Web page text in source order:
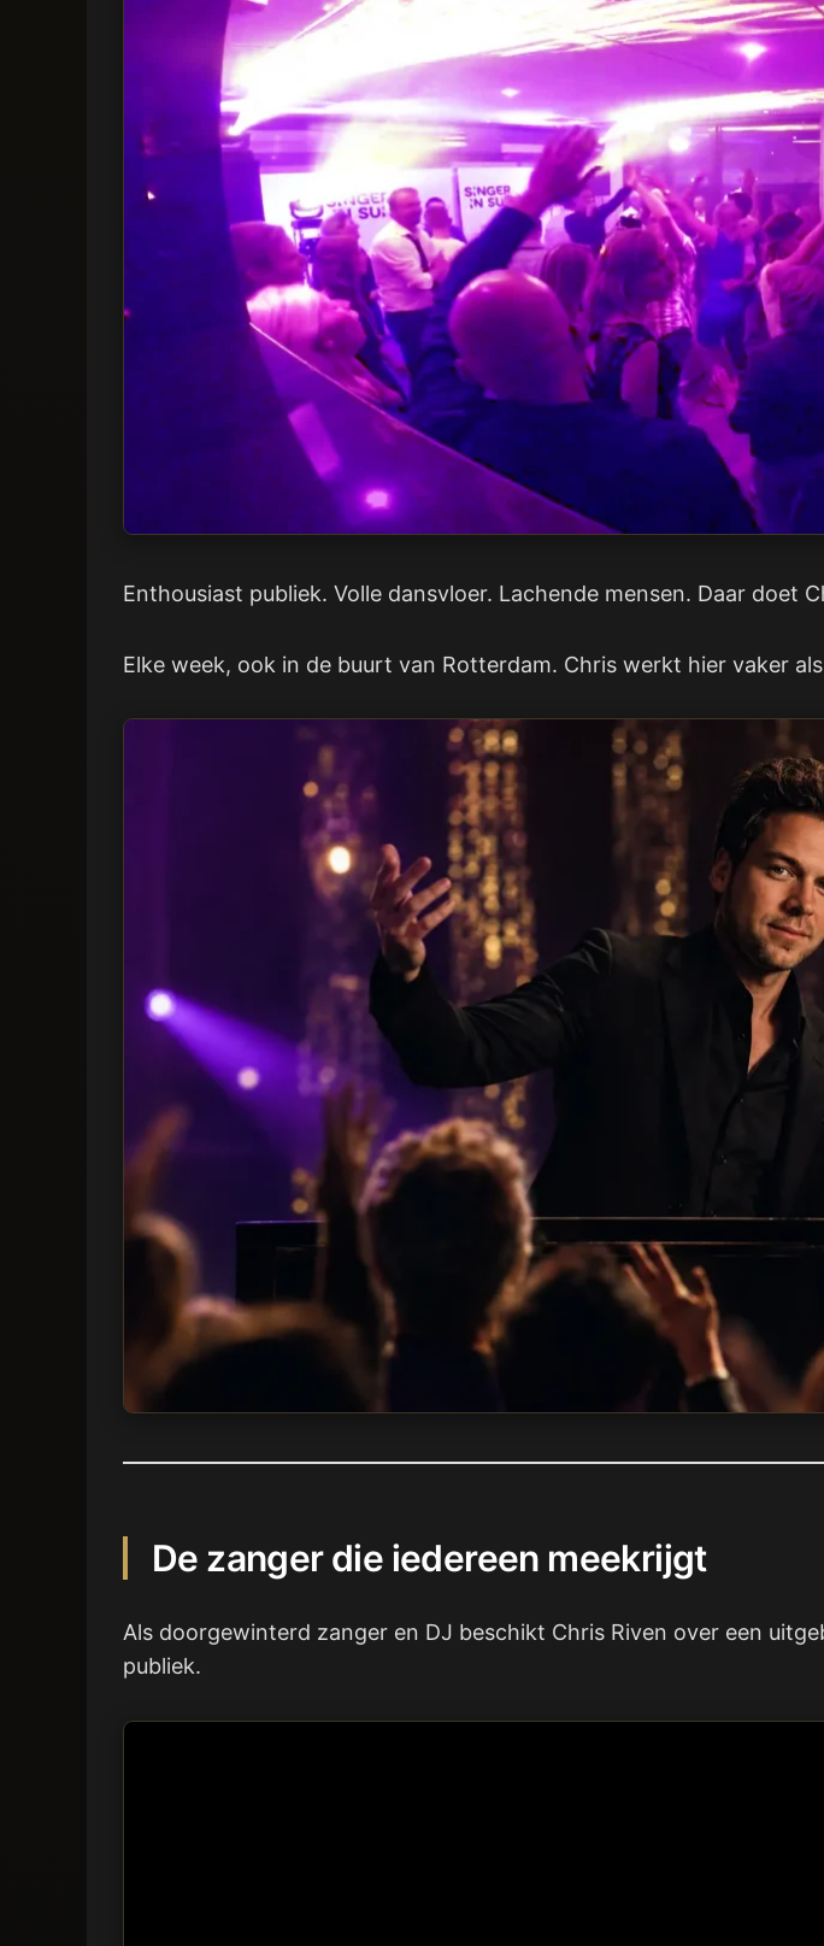
Enthousiast publiek. Volle dansvloer. Lachende mensen. Daar doet
Elke week, ook in de buurt van Rotterdam. Chris werkt hier vaker
De zanger die iedereen meekrijgt
Als doorgewinterd zanger en DJ beschikt Chris Riven over een
publiek.